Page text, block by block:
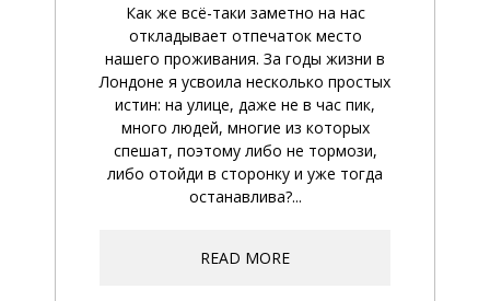
Как же всё-таки заметно на нас
откладывает отпечаток место
нашего проживания. За годы жизни в
Лондоне я усвоила несколько простых
истин: на улице, даже не в час пик,
много людей, многие из которых
спешат, поэтому либо не тормози,
либо отойди в сторонку и уже тогда
останавлива?...
READ MORE